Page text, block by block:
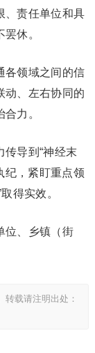
、责任单位和具
休。
各领域之间的信
动、左右协同的
力。
导到“神经末
纪，紧盯重点领
得实效。
位、乡镇（街
载请注明出处：